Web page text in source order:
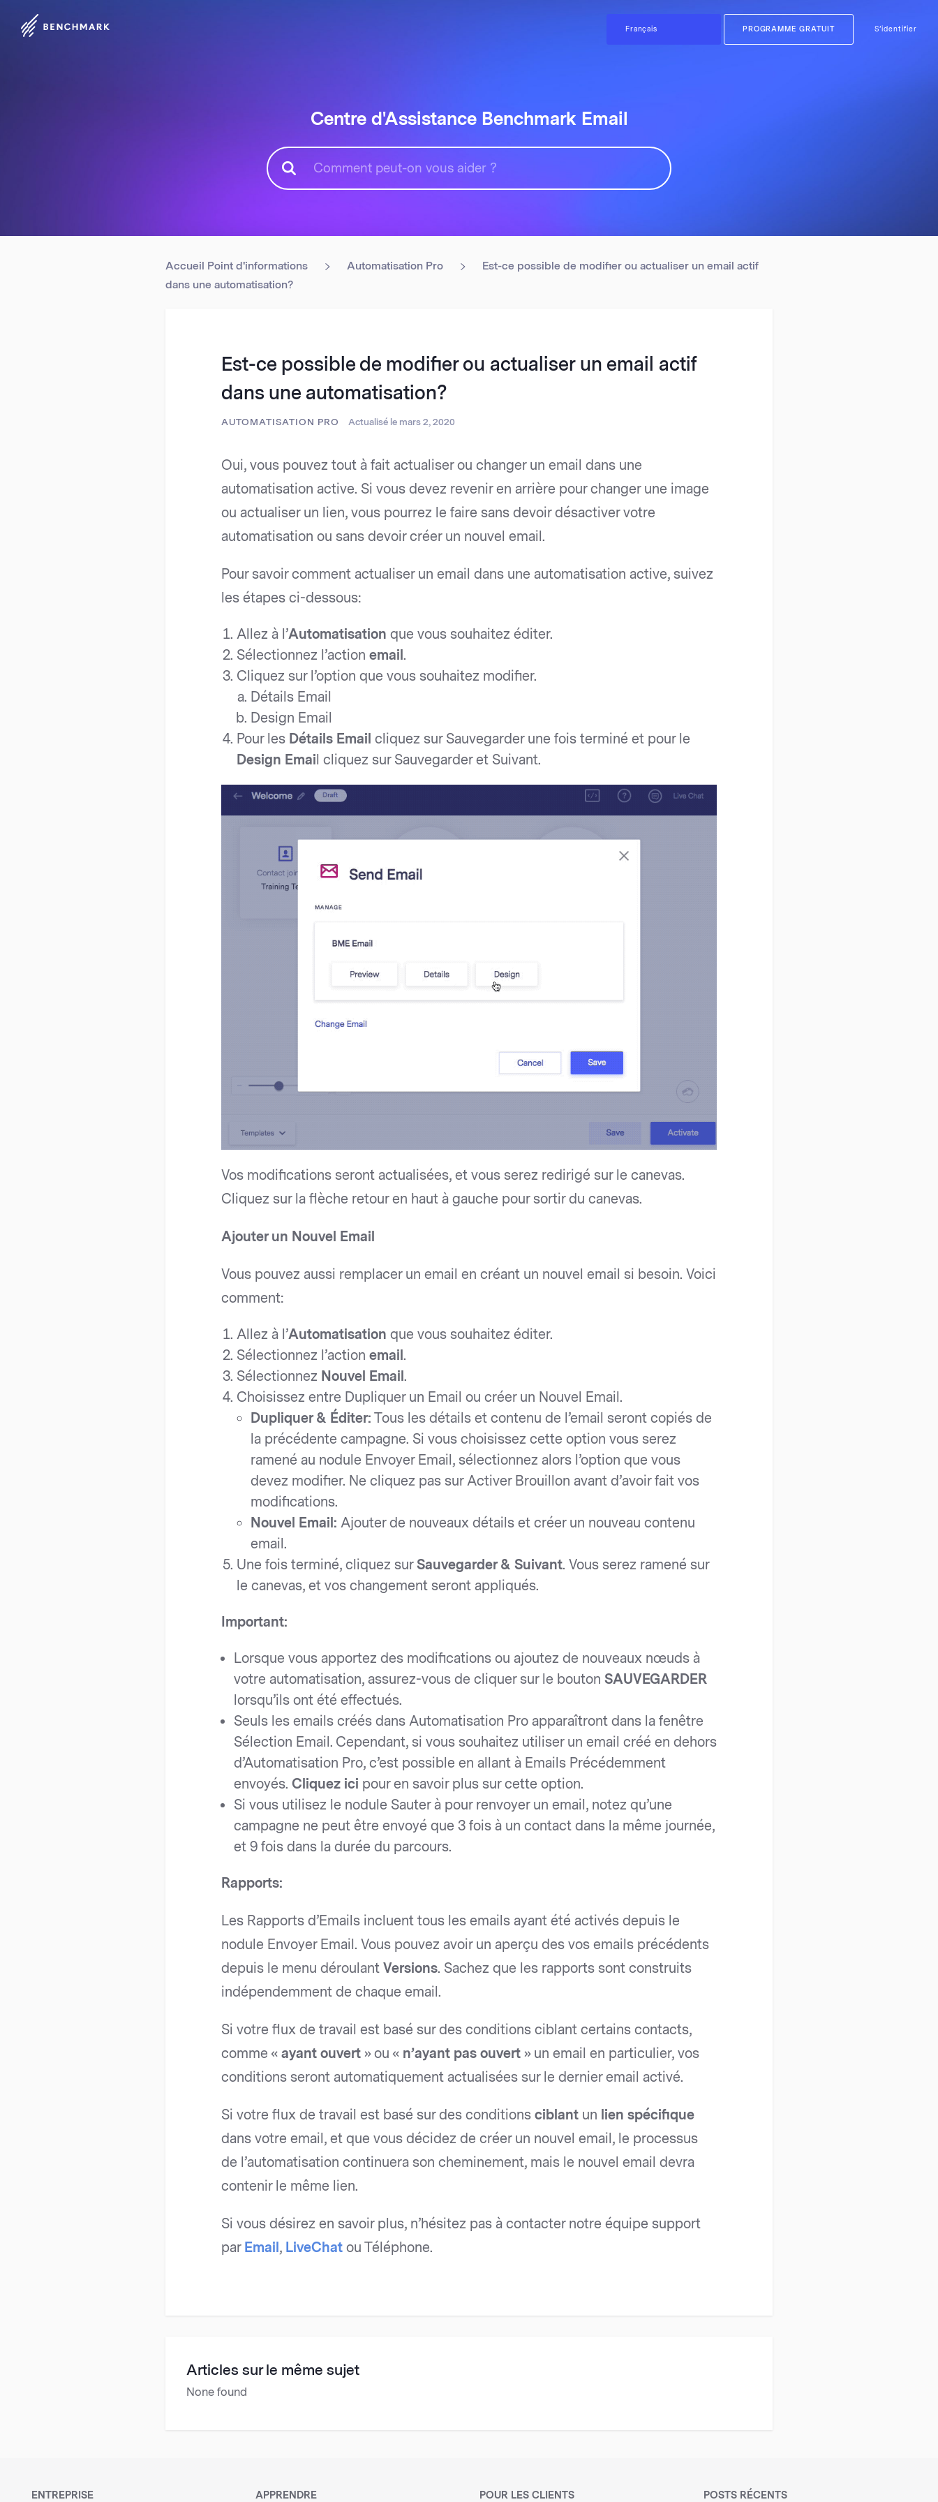
PROGRAMME GRATUIT S’identifier
Centre d'Assistance Benchmark Email
Accueil Point d'informations Automatisation Pro
Est-ce possible de modifier ou actualiser un email actif
dans une automatisation?
Est-ce possible de modifier ou actualiser un email actif
dans une automatisation?
AUTOMATISATION PRO Actualisé le mars 2, 2020
Oui, vous pouvez tout à fait actualiser ou changer un email dans une
automatisation active. Si vous devez revenir en arrière pour changer une image
ou actualiser un lien, vous pourrez le faire sans devoir désactiver votre
automatisation ou sans devoir créer un nouvel email.
Pour savoir comment actualiser un email dans une automatisation active, suivez
les étapes ci-dessous:
Allez à l’Automatisation que vous souhaitez éditer.
Sélectionnez l’actionemail.
Cliquez sur l’option que vous souhaitez modifier.
Détails Email
Design Email
Pour les Détails Email cliquez sur Sauvegarder une fois terminé et pour le
Design Emai l cliquez sur Sauvegarder et Suivant.
Vos modifications seront actualisées, et vous serez redirigé sur le canevas.
Cliquez sur la flèche retour en haut à gauche pour sortir du canevas.
Ajouter un Nouvel Email
Vous pouvez aussi remplacer un email en créant un nouvel email si besoin. Voici
comment:
Allez à l’Automatisation que vous souhaitez éditer.
Sélectionnez l’actionemail.
Sélectionnez Nouvel Email.
Choisissez entre Dupliquer un Email ou créer un Nouvel Email.
Dupliquer & Éditer: Tous les détails et contenu de l’email seront copiés de
la précédente campagne. Si vous choisissez cette option vous serez
ramené au nodule Envoyer Email, sélectionnez alors l’option que vous
devez modifier. Ne cliquez pas sur Activer Brouillon avant d’avoir fait vos
modifications.
Nouvel Email: Ajouter de nouveaux détails et créer un nouveau contenu
email.
Une fois terminé, cliquez surSauvegarder & Suivant. Vous serez ramené sur
le canevas, et vos changement seront appliqués.
Important:
Lorsque vous apportez des modifications ou ajoutez de nouveaux nœuds à
votre automatisation, assurez-vous de cliquer sur le bouton SAUVEGARDER
lorsqu’ils ont été effectués.
Seuls les emails créés dans Automatisation Pro apparaîtront dans la fenêtre
Sélection Email. Cependant, si vous souhaitez utiliser un email créé en dehors
d’Automatisation Pro, c’est possible en allant à Emails Précédemment
envoyés. Cliquez ici pour en savoir plus sur cette option.
Si vous utilisez le nodule Sauter à pour renvoyer un email, notez qu’une
campagne ne peut être envoyé que 3 fois à un contact dans la même journée,
et 9 fois dans la durée du parcours.
Rapports:
Les Rapports d’Emails incluent tous les emails ayant été activés depuis le
nodule Envoyer Email. Vous pouvez avoir un aperçu des vos emails précédents
depuis le menu déroulant Versions. Sachez que les rapports sont construits
indépendemment de chaque email.
Si votre flux de travail est basé sur des conditions ciblant certains contacts,
comme « ayant ouvert » ou « n’ayant pas ouvert » un email en particulier, vos
conditions seront automatiquement actualisées sur le dernier email activé.
Si votre flux de travail est basé sur des conditions ciblant un lien spécifique
dans votre email, et que vous décidez de créer un nouvel email, le processus
de l’automatisation continuera son cheminement, mais le nouvel email devra
contenir le même lien.
Si vous désirez en savoir plus, n’hésitez pas à contacter notre équipe support
par Email , LiveChat ou Téléphone.
Articles sur le même sujet
None found
ENTREPRISE APPRENDRE POUR LES CLIENTS POSTS RÉCENTS